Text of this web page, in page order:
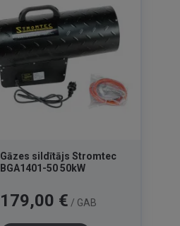
Gāzes sildītājs Stromtec
BGA1401-50 50kW
Cena
179,00 € / GAB